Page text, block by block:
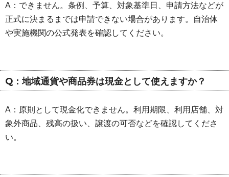
A：できません。条例、予算、対象基準日、申請方法などが
正式に決まるまでは申請できない場合があります。自治体
や実施機関の公式発表を確認してください。
Q：地域通貨や商品券は現金として使えますか？
A：原則として現金化できません。利用期限、利用店舗、対
象外商品、残高の扱い、譲渡の可否などを確認してくださ
い。